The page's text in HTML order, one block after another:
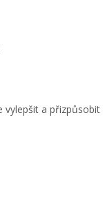
vylepšit a přizpůsobit